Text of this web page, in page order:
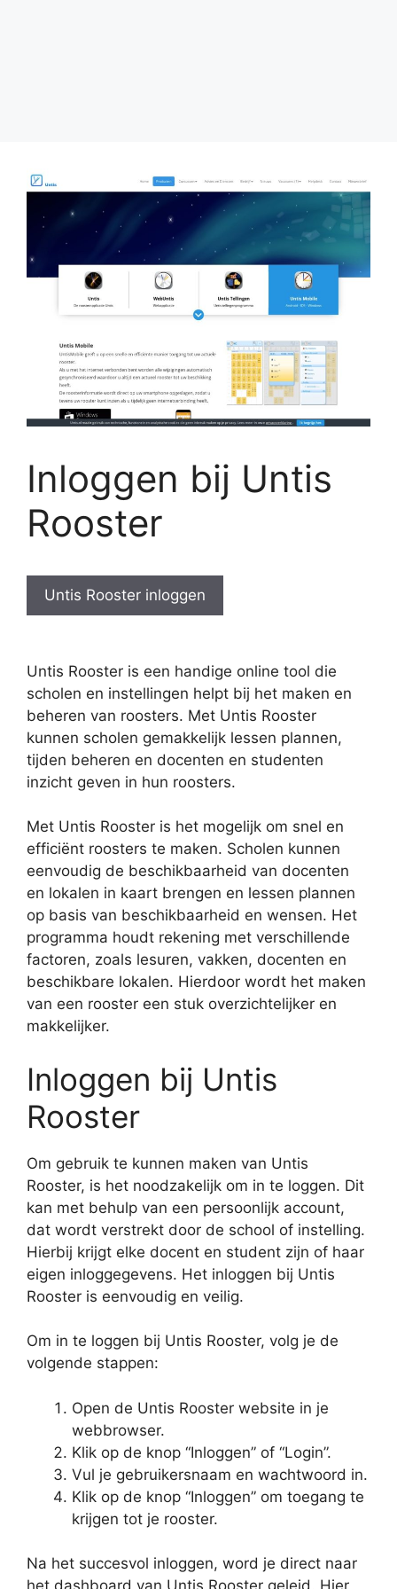
Inloggen bij Untis
Rooster
Untis Rooster inloggen
Untis Rooster is een handige online tool die
scholen en instellingen helpt bij het maken en
beheren van roosters. Met Untis Rooster
kunnen scholen gemakkelijk lessen plannen,
tijden beheren en docenten en studenten
inzicht geven in hun roosters.
Met Untis Rooster is het mogelijk om snel en
efficiënt roosters te maken. Scholen kunnen
eenvoudig de beschikbaarheid van docenten
en lokalen in kaart brengen en lessen plannen
op basis van beschikbaarheid en wensen. Het
programma houdt rekening met verschillende
factoren, zoals lesuren, vakken, docenten en
beschikbare lokalen. Hierdoor wordt het maken
van een rooster een stuk overzichtelijker en
makkelijker.
Inloggen bij Untis
Rooster
Om gebruik te kunnen maken van Untis
Rooster, is het noodzakelijk om in te loggen. Dit
kan met behulp van een persoonlijk account,
dat wordt verstrekt door de school of instelling.
Hierbij krijgt elke docent en student zijn of haar
eigen inloggegevens. Het inloggen bij Untis
Rooster is eenvoudig en veilig.
Om in te loggen bij Untis Rooster, volg je de
volgende stappen:
Open de Untis Rooster website in je
webbrowser.
Klik op de knop “Inloggen” of “Login”.
Vul je gebruikersnaam en wachtwoord in.
Klik op de knop “Inloggen” om toegang te
krijgen tot je rooster.
Na het succesvol inloggen, word je direct naar
het dashboard van Untis Rooster geleid. Hier